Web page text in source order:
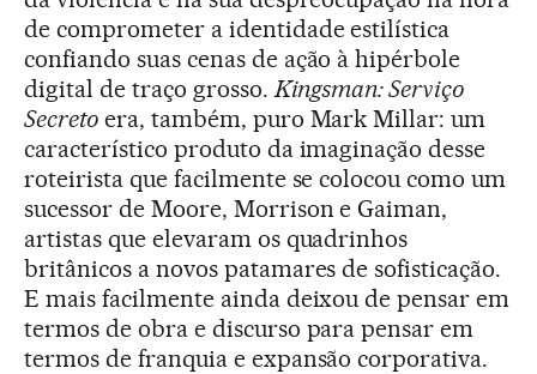
de comprometer a identidade estilística
confiando suas cenas de ação à hipérbole
digital de traço grosso. Kingsman: Serviço
Secretoera, também, puro Mark Millar: um
característico produto da imaginação desse
roteirista que facilmente se colocou como um
sucessor de Moore, Morrison e Gaiman,
artistas que elevaram os quadrinhos
britânicos a novos patamares de sofisticação.
E mais facilmente ainda deixou de pensar em
termos de obra e discurso para pensar em
termos de franquia e expansão corporativa.